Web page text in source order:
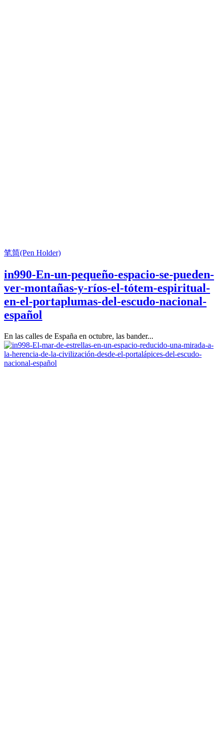
笔筒(Pen Holder)
in990-En-un-pequeño-espacio-se-pueden-
ver-montañas-y-ríos-el-tótem-espiritual-
en-el-portaplumas-del-escudo-nacional-
español
En las calles de España en octubre, las bander...